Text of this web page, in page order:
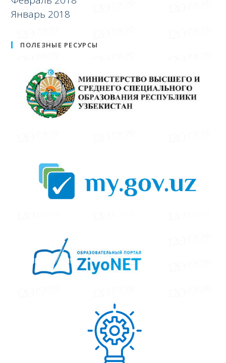
Январь 2018
ПОЛЕЗНЫЕ РЕСУРСЫ